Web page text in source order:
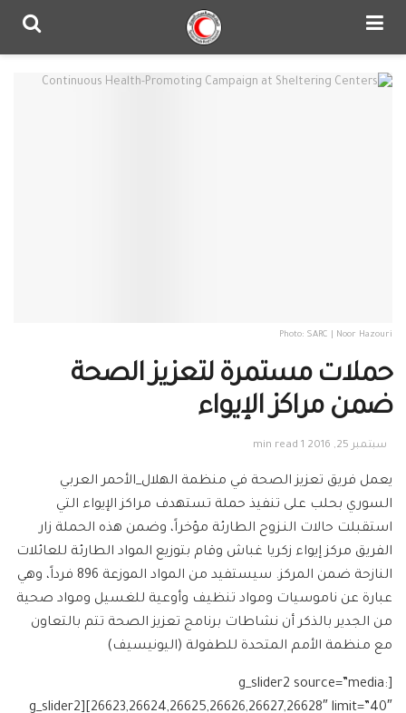
Photo: SARC | Noor Hazouri
حملات مستمرة لتعزيز الصحة
ضمن مراكز الإيواء
سبتمبر 25, 2016 1 min read
يعمل فريق تعزيز الصحة في منظمة الهلال_الأحمر العربي
السوري بحلب على تنفيذ حملة تستهدف مراكز الإيواء التي
استقبلت حالات النـزوح الطارئة مؤخراً، وضمن هذه الحملة زار
الفريق مركز إيواء زكريا غباش وقام بتوزيع المواد الطارئة للعائلات
النازحة ضمن المركز. سيستفيد من المواد الموزعة 896 فرداً، وهي
عبارة عن ناموسيات ومواد تنظيف وأوعية للغسيل ومواد صحية
من الجدير بالذكر أن نشاطات برنامج تعزيز الصحة تتم بالتعاون
مع منظمة الأمم المتحدة للطفولة (اليونيسيف)
[g_slider2 source=”media:
26623,26624,26625,26626,26627,26628″ limit=”40″][g_slider2